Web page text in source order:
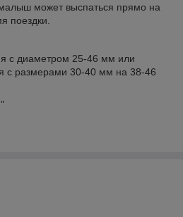
может выспаться прямо на
поездки.
с диаметром 25-46 мм или
с размерами 30-40 мм на 38-46